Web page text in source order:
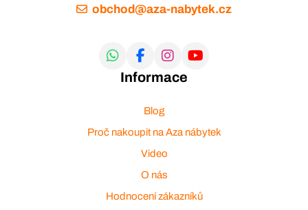
obchod@aza-nabytek.cz
Informace
Blog
Proč nakoupit na Aza nábytek
Video
O nás
Hodnocení zákazníků